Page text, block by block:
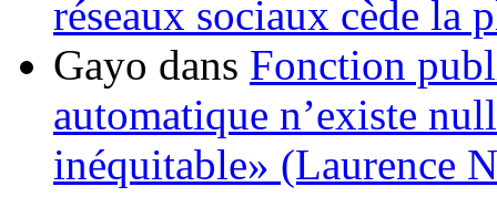
réseaux sociaux cède la
Gayo dans Fonction
automatique n’existe
inéquitable» (Laurence